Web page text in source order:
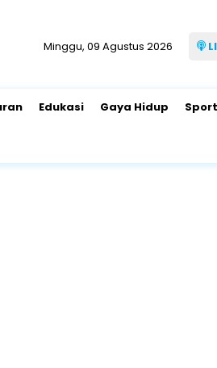
Minggu, 09 Agustus 2026
Edukasi Gaya Hidup Sport